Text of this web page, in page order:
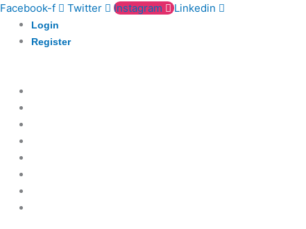
Skip
content
Facebook-f Twitter Instagram Linkedin
Login
Register